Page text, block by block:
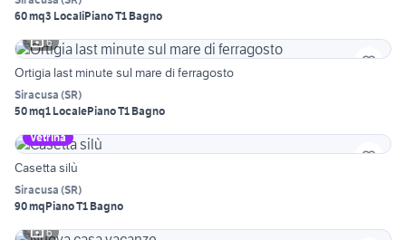
60 mq3 LocaliPiano T1 Bagno
6
Ortigia last minute sul mare di ferragosto
Siracusa (SR)
50 mq1 LocalePiano T1 Bagno
Vetrina
Casetta silù
Siracusa (SR)
90 mqPiano T1 Bagno
6